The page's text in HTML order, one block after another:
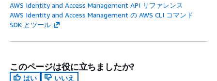
AWS Identity and Access Management API リファレンス
AWS Identity and Access Management の AWS CLI コマンド
SDK とツール
このページは役に立ちましたか?
はい
いいえ